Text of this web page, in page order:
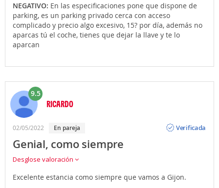
NEGATIVO: En las especificaciones pone que dispone de
parking, es un parking privado cerca con acceso
complicado y precio algo excesivo, 15? por día, además no
aparcas tú el coche, tienes que dejar la llave y te lo
aparcan
9.5
RICARDO
02/05/2022 En pareja
Verificada
Genial, como siempre
Desglose valoración
Excelente estancia como siempre que vamos a Gijon.